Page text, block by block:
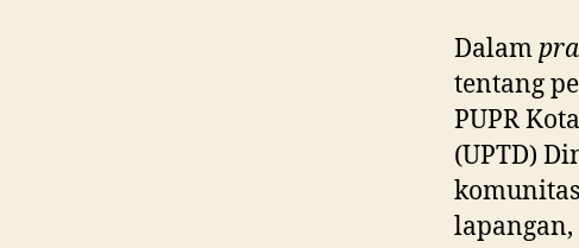
Dalam
tentang
PUPR
(UPTD)